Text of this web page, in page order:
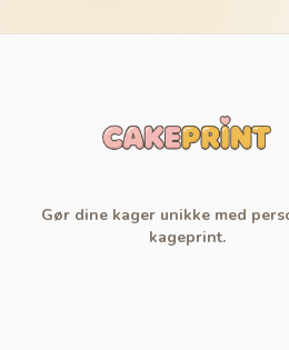
Gør dine kager unikke med
kageprint.